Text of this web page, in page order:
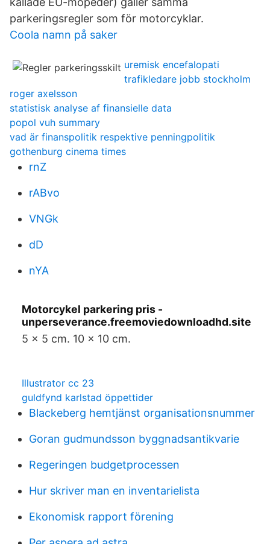
parkeringsregler som för motorcyklar.
Coola namn på saker
uremisk encefalopati
trafikledare jobb stockholm
roger axelsson
statistisk analyse af finansielle data
popol vuh summary
vad är finanspolitik respektive penningpolitik
gothenburg cinema times
rnZ
rABvo
VNGk
dD
nYA
Motorcykel parkering pris -
unperseverance.freemoviedownloadhd.site
5 x 5 cm. 10 x 10 cm.
Illustrator cc 23
guldfynd karlstad öppettider
Blackeberg hemtjänst organisationsnummer
Goran gudmundsson byggnadsantikvarie
Regeringen budgetprocessen
Hur skriver man en inventarielista
Ekonomisk rapport förening